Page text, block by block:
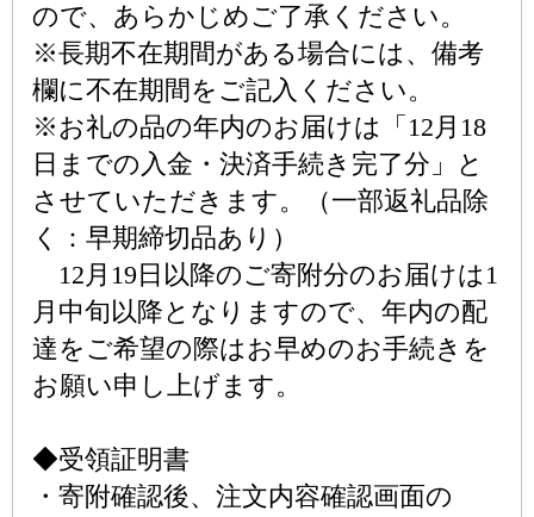
ので、あらかじめご了承ください。
※長期不在期間がある場合には、備考
欄に不在期間をご記入ください。
※お礼の品の年内のお届けは「12月18
日までの入金・決済手続き完了分」と
させていただきます。（一部返礼品除
く：早期締切品あり）
12月19日以降のご寄附分のお届けは1
月中旬以降となりますので、年内の配
達をご希望の際はお早めのお手続きを
お願い申し上げます。
◆受領証明書
・寄附確認後、注文内容確認画面の